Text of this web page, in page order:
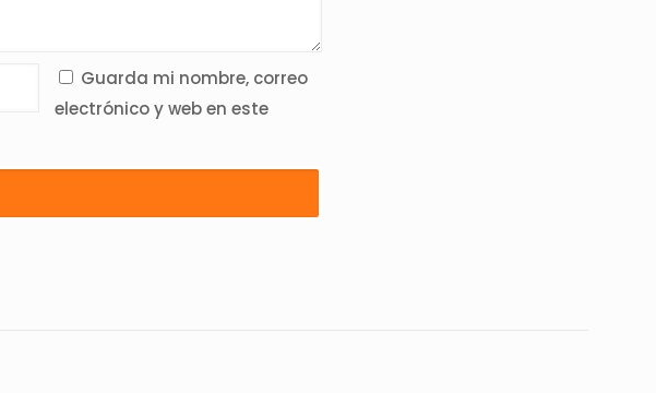
Guarda mi nombre, correo
electrónico y web en este